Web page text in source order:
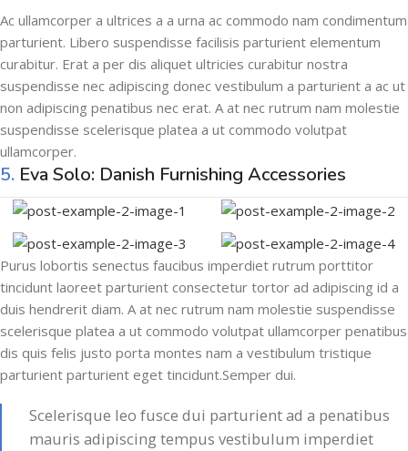
Ac ullamcorper a ultrices a a urna ac commodo nam condimentum
parturient. Libero suspendisse facilisis parturient elementum
curabitur. Erat a per dis aliquet ultricies curabitur nostra
suspendisse nec adipiscing donec vestibulum a parturient a ac ut
non adipiscing penatibus nec erat. A at nec rutrum nam molestie
suspendisse scelerisque platea a ut commodo volutpat
ullamcorper.
5. Eva Solo: Danish Furnishing Accessories
Purus lobortis senectus faucibus imperdiet rutrum porttitor
tincidunt laoreet parturient consectetur tortor ad adipiscing id a
duis hendrerit diam. A at nec rutrum nam molestie suspendisse
scelerisque platea a ut commodo volutpat ullamcorper penatibus
dis quis felis justo porta montes nam a vestibulum tristique
parturient parturient eget tincidunt.Semper dui.
Scelerisque leo fusce dui parturient ad a penatibus
mauris adipiscing tempus vestibulum imperdiet